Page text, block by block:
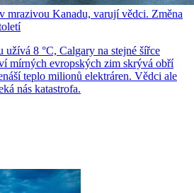
mrazivou Kanadu, varují vědci. Změna
8 °C, Calgary na stejné šířce
mírných evropských zim skrývá obří
teplo milionů elektráren. Vědci ale
nás katastrofa.